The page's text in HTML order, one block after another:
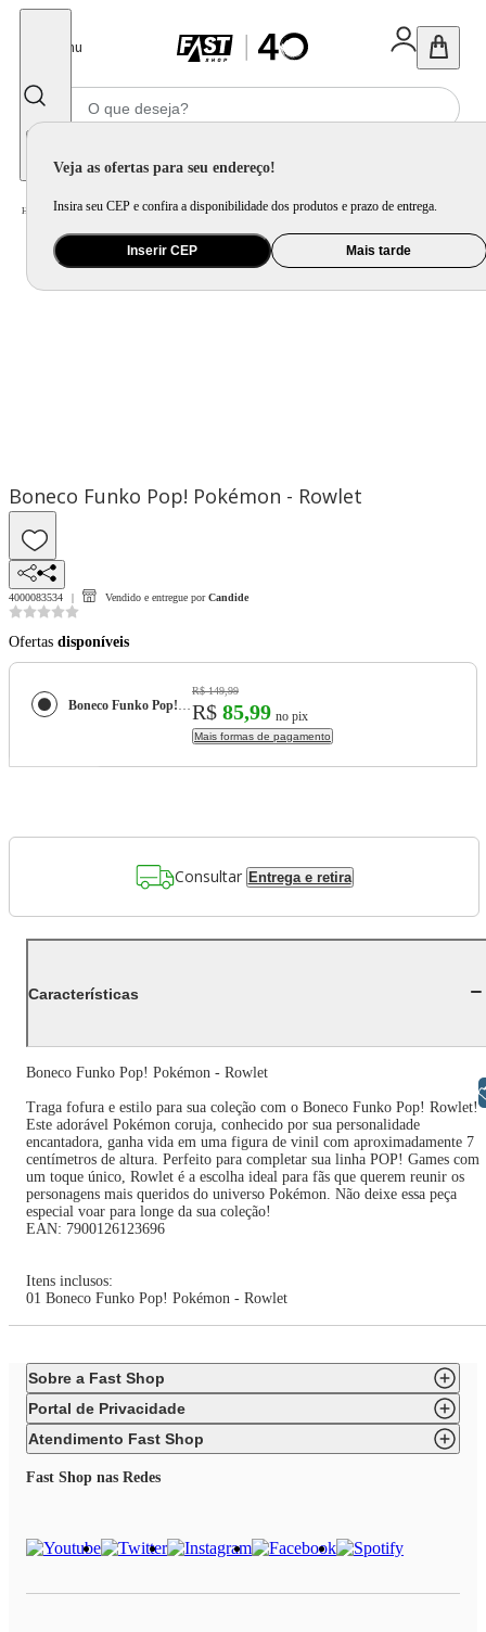
Menu
Veja as ofertas para seu endereço!
Insira seu CEP e confira a disponibilidade dos produtos e prazo de entrega.
Inserir CEP Mais tarde
Home Brinquedo e Colecionável / Para Colecionar
Boneco Funko Pop! Pokémon - Rowlet
4000083534 Vendido e entregue por Candide
Ofertas disponíveis
Boneco Funko Pop! Pokémon - Rowlet
R$ 149,99
R$ 85,99 no pix
Mais formas de pagamento
Consultar Entrega e retira
Características
Boneco Funko Pop! Pokémon - Rowlet
Traga fofura e estilo para sua coleção com o Boneco Funko Pop! Rowlet!
Este adorável Pokémon coruja, conhecido por sua personalidade
encantadora, ganha vida em uma figura de vinil com aproximadamente 7
centímetros de altura. Perfeito para completar sua linha POP! Games com
um toque único, Rowlet é a escolha ideal para fãs que querem reunir os
personagens mais queridos do universo Pokémon. Não deixe essa peça
especial voar para longe da sua coleção!
EAN: 7900126123696
Itens inclusos:
01 Boneco Funko Pop! Pokémon - Rowlet
Sobre a Fast Shop
Portal de Privacidade
Atendimento Fast Shop
Fast Shop nas Redes